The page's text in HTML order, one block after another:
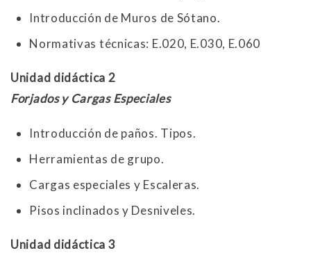
Introducción de Muros de Sótano.
Normativas técnicas: E.020, E.030, E.060
Unidad didáctica 2
Forjados y Cargas Especiales
Introducción de paños. Tipos.
Herramientas de grupo.
Cargas especiales y Escaleras.
Pisos inclinados y Desniveles.
Unidad didáctica 3